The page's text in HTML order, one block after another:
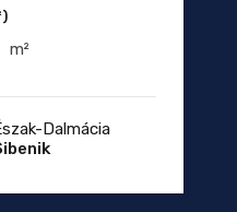
m²
Dalmácia